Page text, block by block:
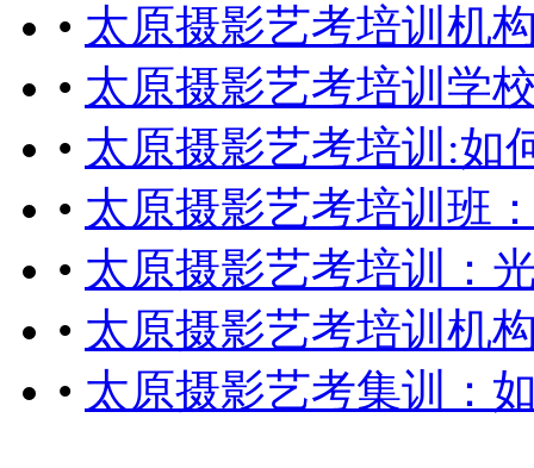
• 太原摄影艺考培训机
• 太原摄影艺考培训学
• 太原摄影艺考培训:如
• 太原摄影艺考培训班
• 太原摄影艺考培训：
• 太原摄影艺考培训机
• 太原摄影艺考集训：